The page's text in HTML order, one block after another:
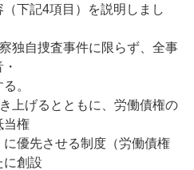
下記4項目）を説明しまし
独自捜査事件に限らず、全事
。
上げるとともに、労働債権の
当権
優先させる制度（労働債権
に創設